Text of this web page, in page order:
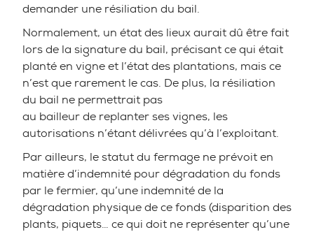
demander une résiliation du bail.
Normalement, un état des lieux aurait dû être fait
lors de la signature du bail, précisant ce qui était
planté en vigne et l’état des plantations, mais ce
n’est que rarement le cas. De plus, la résiliation
du bail ne permettrait pas
au bailleur de replanter ses vignes, les
autorisations n’étant délivrées qu’à l’exploitant.
Par ailleurs, le statut du fermage ne prévoit en
matière d’indemnité pour dégradation du fonds
par le fermier, qu’une indemnité de la
dégradation physique de ce fonds (disparition des
plants, piquets… ce qui doit ne représenter qu’une